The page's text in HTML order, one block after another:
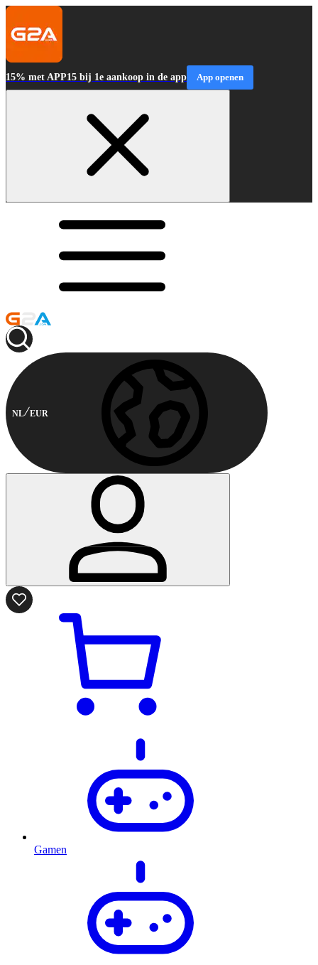
15% met APP15 bij 1e aankoop in de app App openen
NL EUR
Gamen